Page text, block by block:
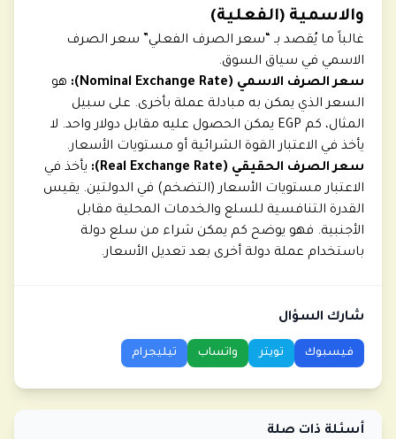
والاسمية (الفعلية)
غالباً ما يُقصد بـ “سعر الصرف الفعلي” سعر الصرف
الاسمي في سياق السوق.
سعر الصرف الاسمي (Nominal Exchange Rate):
هو
السعر الذي يمكن به مبادلة عملة بأخرى. على سبيل
المثال، كم EGP يمكن الحصول عليه مقابل دولار واحد. لا
يأخذ في الاعتبار القوة الشرائية أو مستويات الأسعار.
سعر الصرف الحقيقي (Real Exchange Rate):
يأخذ في
الاعتبار مستويات الأسعار (التضخم) في الدولتين. يقيس
القدرة التنافسية للسلع والخدمات المحلية مقابل
الأجنبية. فهو يوضح كم يمكن شراء من سلع دولة
باستخدام عملة دولة أخرى بعد تعديل الأسعار.
شارك السؤال
فيسبوك تويتر واتساب تيليجرام
أسئلة ذات صلة